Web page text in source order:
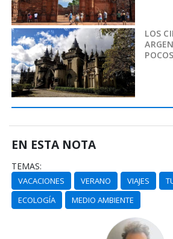
LOS
EN ESTA NOTA
TEMAS:
VACACIONES VERANO VIAJES
ECOLOGÍA
MEDIO AMBIENTE